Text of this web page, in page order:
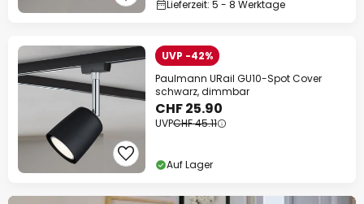
Lieferzeit: 5 - 8 Werktage
UVP -42%
Paulmann URail GU10-Spot Cover
schwarz, dimmbar
CHF 25.90
UVPCHF 45.11
Auf Lager